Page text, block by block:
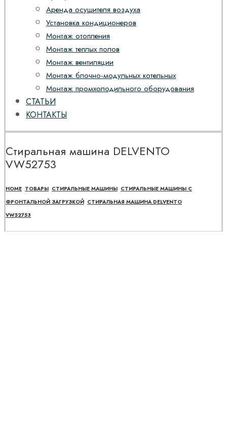
Аренда осушителя воздуха
Установка кондиционеров
Монтаж отопления
Монтаж теплых полов
Монтаж вентиляции
Монтаж блочно-модульных котельных
Монтаж промхолодильного оборудования
СТАТЬИ
КОНТАКТЫ
Стиральная машина DELVENTO
VW52753
HOME ТОВАРЫ СТИРАЛЬНЫЕ МАШИНЫ СТИРАЛЬНЫЕ МАШИНЫ С
ФРОНТАЛЬНОЙ ЗАГРУЗКОЙ СТИРАЛЬНАЯ МАШИНА DELVENTO
VW52753